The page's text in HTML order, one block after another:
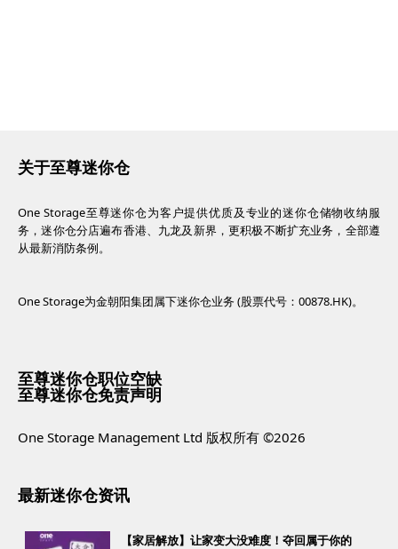
关于至尊迷你仓
One Storage至尊迷你仓为客户提供优质及专业的迷你仓储物收纳服
务，迷你仓分店遍布香港、九龙及新界，更积极不断扩充业务，全部遵
从最新消防条例。
One Storage为金朝阳集团属下迷你仓业务 (股票代号：00878.HK)。
至尊迷你仓职位空缺
至尊迷你仓免责声明
One Storage Management Ltd 版权所有 ©2026
最新迷你仓资讯
【家居解放】让家变大没难度！夺回属于你的